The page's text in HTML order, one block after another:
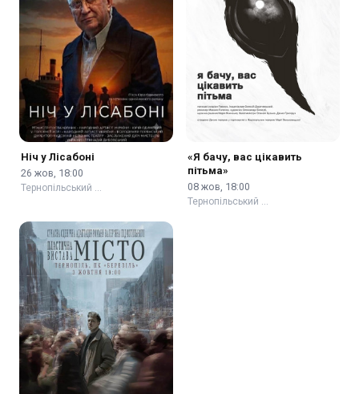
Ніч у Лісабоні
26 жов, 18:00
Тернопільський …
«Я бачу, вас цікавить
пітьма»
08 жов, 18:00
Тернопільський …